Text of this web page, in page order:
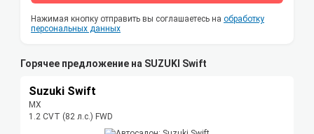
Нажимая кнопку отправить вы соглашаетесь на обработку
персональных данных
Горячее предложение на SUZUKI Swift
Suzuki Swift
MX
1.2 CVT (82 л.с.) FWD